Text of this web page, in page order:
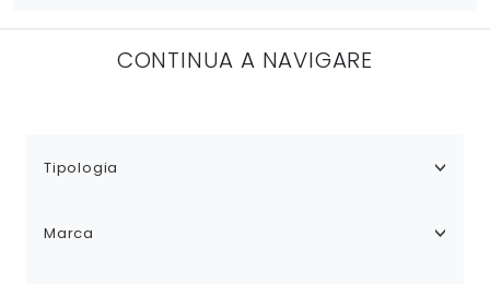
CONTINUA A NAVIGARE
Tipologia
Marca